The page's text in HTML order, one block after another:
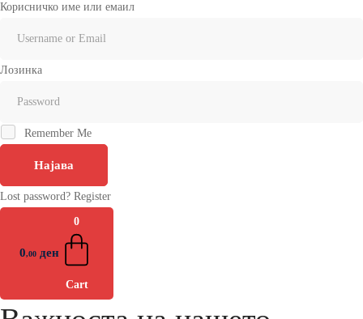
Корисничко име или емаил
Лозинка
Remember Me
Најава
Lost password? Register
0,00 ден
0
Cart